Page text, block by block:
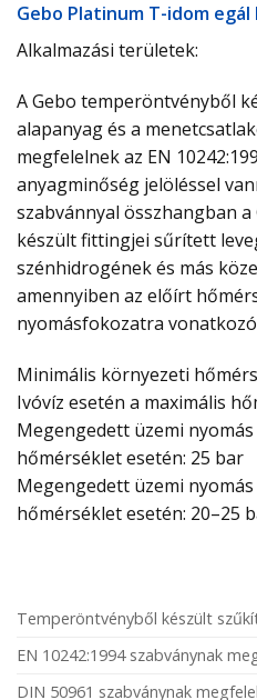
Gebo Platinum T-idom egál
Alkalmazási területek:
A Gebo temperöntvényből
alapanyag és a
megfelelnek az EN
anyagminőség jelöléssel
szabvánnyal összhangban
készült fittingjei sűrített
szénhidrogének és más
amennyiben az előírt
nyomásfokozatra
Minimális környezeti
Ivóvíz esetén a maximális
Megengedett üzemi nyomás
hőmérséklet esetén: 25 bar
Megengedett üzemi nyomás
hőmérséklet esetén: 20–25
Temperöntvényből készült
EN 10242:1994 szabványnak
DIN 50961 szabványnak megfelel